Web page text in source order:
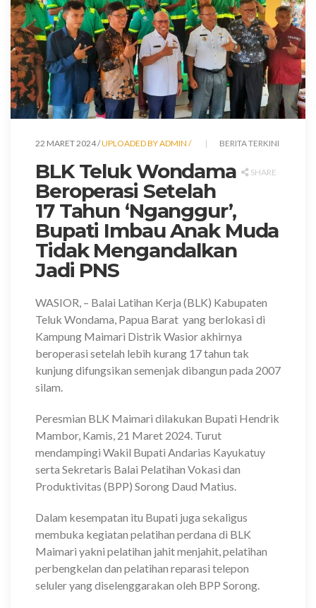
22 MARET 2024 /UPLOADED BY ADMIN / BERITA TERKINI
SHARE
BLK Teluk Wondama
Beroperasi Setelah
17 Tahun ‘Nganggur’,
Bupati Imbau Anak Muda
Tidak Mengandalkan
Jadi PNS
WASIOR, – Balai Latihan Kerja (BLK) Kabupaten
Teluk Wondama, Papua Barat yang berlokasi di
Kampung Maimari Distrik Wasior akhirnya
beroperasi setelah lebih kurang 17 tahun tak
kunjung difungsikan semenjak dibangun pada 2007
silam.
Peresmian BLK Maimari dilakukan Bupati Hendrik
Mambor, Kamis, 21 Maret 2024. Turut
mendampingi Wakil Bupati Andarias Kayukatuy
serta Sekretaris Balai Pelatihan Vokasi dan
Produktivitas (BPP) Sorong Daud Matius.
Dalam kesempatan itu Bupati juga sekaligus
membuka kegiatan pelatihan perdana di BLK
Maimari yakni pelatihan jahit menjahit, pelatihan
perbengkelan dan pelatihan reparasi telepon
seluler yang diselenggarakan oleh BPP Sorong.